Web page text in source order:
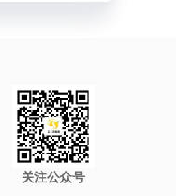
关注公众号